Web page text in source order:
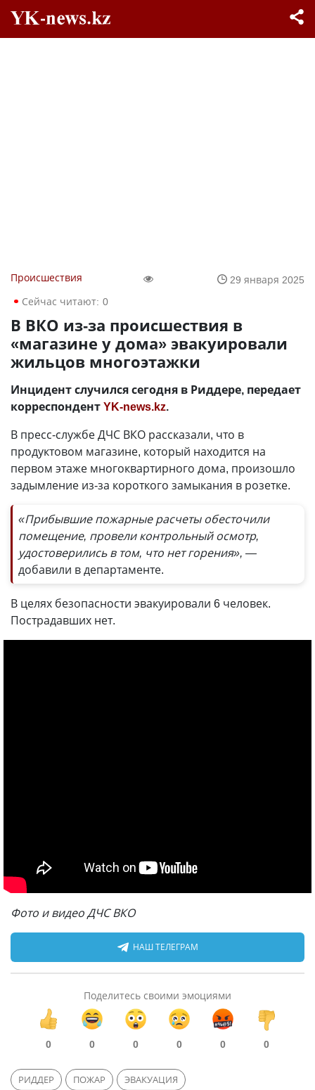
Происшествия
29 января 2025
Сейчас читают: 0
В ВКО из-за происшествия в
«магазине у дома» эвакуировали
жильцов многоэтажки
Инцидент случился сегодня в Риддере, передает
корреспондентYK-news.kz.
В пресс-службе ДЧС ВКО рассказали, что в
продуктовом магазине, который находится на
первом этаже многоквартирного дома, произошло
задымление из-за короткого замыкания в розетке.
«Прибывшие пожарные расчеты обесточили
помещение, провели контрольный осмотр,
удостоверились в том, что нет горения», —
добавили в департаменте.
В целях безопасности эвакуировали 6 человек.
Пострадавших нет.
Фото и видео ДЧС ВКО
НАШ ТЕЛЕГРАМ
Поделитесь своими эмоциями
0 0 0 0 0 0
РИДДЕР ПОЖАР ЭВАКУАЦИЯ